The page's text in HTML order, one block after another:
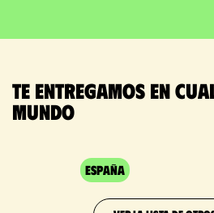
Te entregamos en
mundo
España